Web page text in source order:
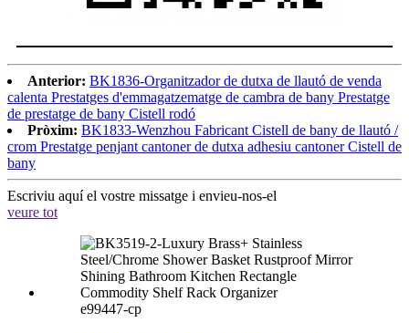
Anterior: BK1836-Organitzador de dutxa de llautó de venda
calenta Prestatges d'emmagatzematge de cambra de bany Prestatge
de prestatge de bany Cistell rodó
Pròxim: BK1833-Wenzhou Fabricant Cistell de bany de llautó /
crom Prestatge penjant cantoner de dutxa adhesiu cantoner Cistell de
bany
Escriviu aquí el vostre missatge i envieu-nos-el
veure tot
e99447-cp